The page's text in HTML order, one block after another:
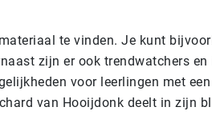
te vinden. Je kunt
zijn er ook trendwatchers
voor leerlingen met
van Hooijdonk deelt in zijn